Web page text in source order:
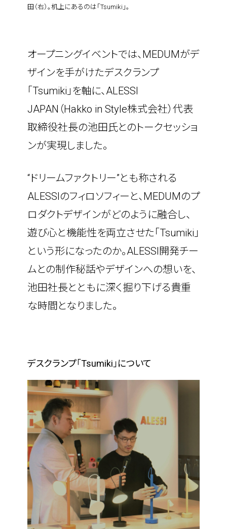
home
田（右）。机上にあるのは「Tsumiki」。
オープニングイベントでは、MEDUMがデ
ザインを手がけたデスクランプ
「Tsumiki」を軸に、ALESSI
JAPAN（Hakko in Style株式会社）代表
取締役社長の池田氏とのトークセッショ
ンが実現しました。
“ドリームファクトリー”とも称される
ALESSIのフィロソフィーと、MEDUMのプ
ロダクトデザインがどのように融合し、
遊び心と機能性を両立させた「Tsumiki」
という形になったのか。ALESSI開発チー
ムとの制作秘話やデザインへの想いを、
池田社長とともに深く掘り下げる貴重
な時間となりました。
デスクランプ「Tsumiki」について